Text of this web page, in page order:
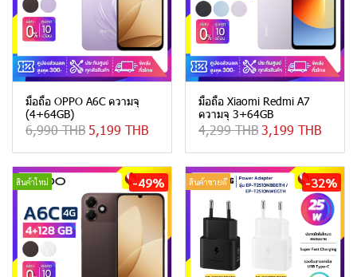
มือถือ OPPO A6C ความจุ
(4+64GB)
6,990 THB 5,199 THB
มือถือ Xiaomi Redmi A7
ความจุ 3+64GB
4,299 THB3,199 THB
สินค้าใหม่ -49% สินค้าขายดี -32%